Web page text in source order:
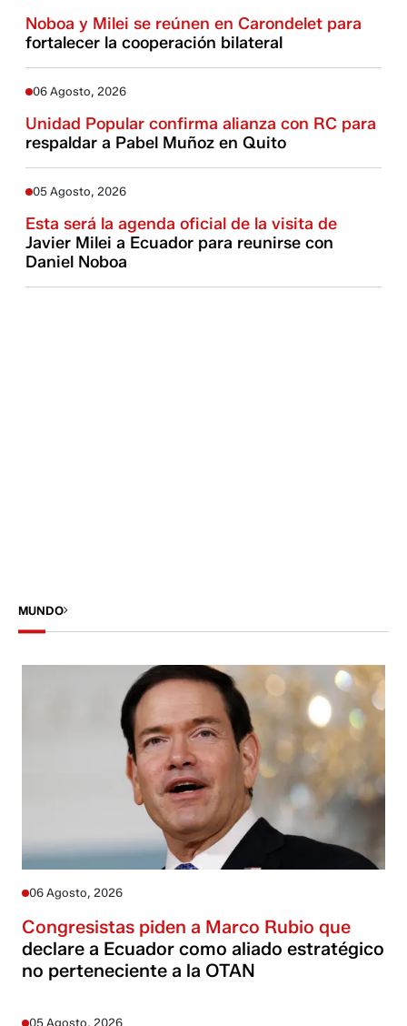
Noboa y Milei se reúnen en Carondelet para
fortalecer la cooperación bilateral
06 Agosto, 2026
Unidad Popular confirma alianza con RC para
respaldar a Pabel Muñoz en Quito
05 Agosto, 2026
Esta será la agenda oficial de la visita de
Javier Milei a Ecuador para reunirse con
Daniel Noboa
MUNDO
06 Agosto, 2026
Congresistas piden a Marco Rubio que
declare a Ecuador como aliado estratégico
no perteneciente a la OTAN
05 Agosto, 2026